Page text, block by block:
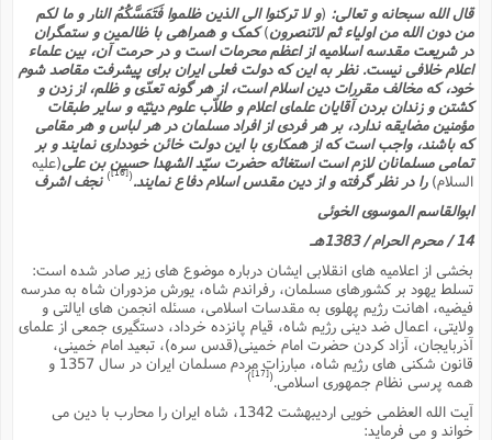
قال الله سبحانه و تعالى: و لا ترکنوا الى الذین ظلموا فَتَمَسَّکُمُ النار و ما لکم
من دون الله من اولیاء ثم لاتنصرون)کمک و همراهى با ظالمین و ستمگران
در شریعت مقدسه اسلامیه از اعظم محرمات است و در حرمت آن، بین علماء
اعلام خلافى نیست. نظر به این که دولت فعلى ایران براى پیشرفت مقاصد شوم
خود، که مخالف مقررات دین اسلام است، از هر گونه تعدّى و ظلم، از زدن و
کشتن و زندان بردن آقایان علماى اعلام و طلاّب علوم دینیّه و سایر طبقات
مؤمنین مضایقه ندارد، بر هر فردى از افراد مسلمان در هر لباس و هر مقامى
که باشند، واجب است که از همکارى با این دولت خائن خوددارى نمایند و بر
تمامى مسلمانان لازم است استغاثه حضرت سیّد الشهدا حسین بن على(علیه
السلام)را در نظر گرفته و از دین مقدس اسلام دفاع نمایند. [16]
) نجف اشرف
ابوالقاسم الموسوى الخوئى
14 / محرم الحرام / 1383هـ
بخشى از اعلامیه هاى انقلابى ایشان درباره موضوع هاى زیر صادر شده است:
تسلط یهود بر کشورهاى مسلمان، رفراندم شاه، یورش مزدوران شاه به مدرسه
فیضیه، اهانت رژیم پهلوى به مقدسات اسلامى، مسئله انجمن هاى ایالتى و
ولایتى، اعمال ضد دینى رژیم شاه، قیام پانزده خرداد، دستگیرى جمعى از علماى
آذربایجان، آزاد کردن حضرت امام خمینى(قدس سره)، تبعید امام خمینى،
قانون شکنى هاى رژیم شاه، مبارزات مردم مسلمان ایران در سال 1357 و
همه پرسى نظام جمهورى اسلامى. [17]
)
آیت الله العظمى خویى اردیبهشت 1342، شاه ایران را محارب با دین مى
خواند و مى فرماید: